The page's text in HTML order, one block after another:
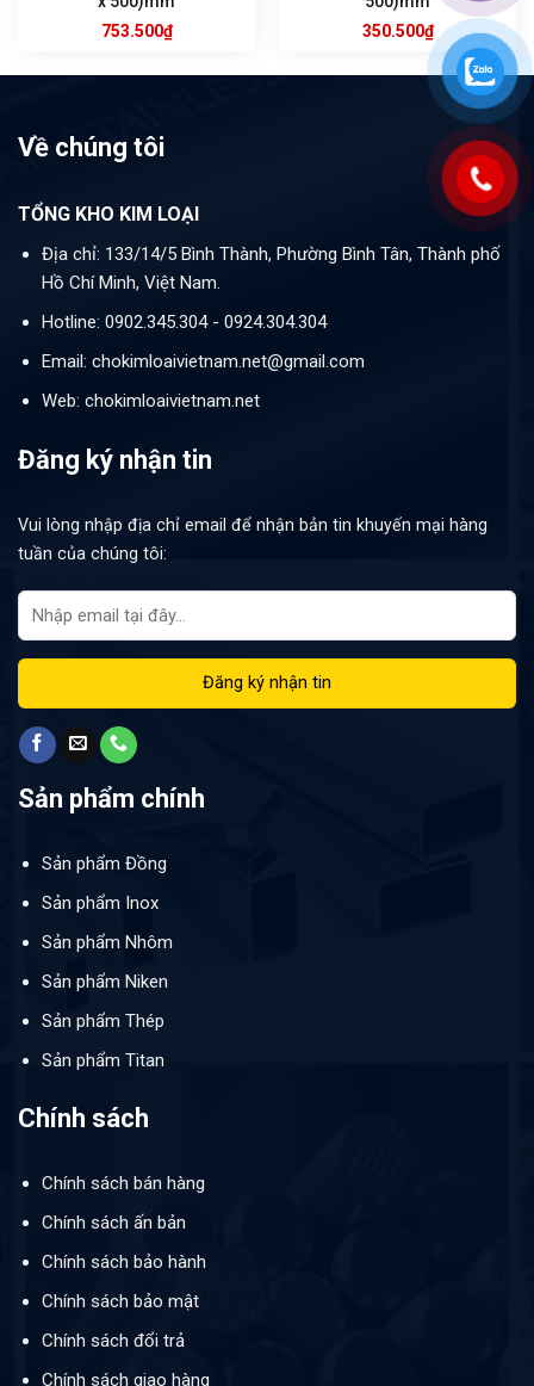
753.500₫
350.500₫
Về chúng tôi
TỔNG KHO KIM LOẠI
Địa chỉ: 133/14/5 Bình Thành, Phường Bình Tân, Thành phố
Hồ Chí Minh, Việt Nam.
Hotline: 0902.345.304 - 0924.304.304
Email: chokimloaivietnam.net@gmail.com
Web: chokimloaivietnam.net
Đăng ký nhận tin
Vui lòng nhập địa chỉ email để nhận bản tin khuyến mại hàng
tuần của chúng tôi:
Sản phẩm chính
Sản phẩm Đồng
Sản phẩm Inox
Sản phẩm Nhôm
Sản phẩm Niken
Sản phẩm Thép
Sản phẩm Titan
Chính sách
Chính sách bán hàng
Chính sách ấn bản
Chính sách bảo hành
Chính sách bảo mật
Chính sách đổi trả
Chính sách giao hàng